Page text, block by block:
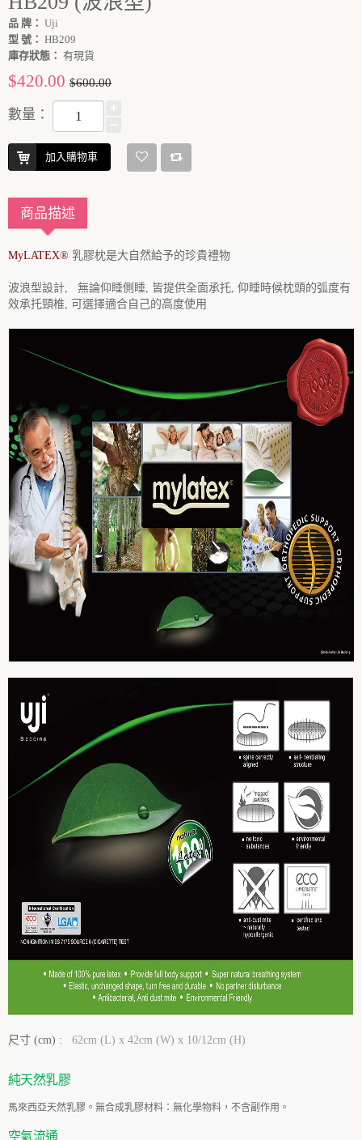
品 牌： Uji
型 號： HB209
庫存狀態： 有現貨
$420.00 $600.00
數量：
加入購物車
商品描述
MyLATEX® 乳膠枕是大自然給予的珍貴禮物
波浪型設計, 無論仰睡側睡, 皆提供全面承托, 仰睡時候枕頭的弧度有
效承托頸椎, 可選擇適合自己的高度使用
尺寸 (cm) : 62cm (L) x 42cm (W) x 10/12cm (H)
純天然乳膠
馬來西亞天然乳膠。無合成乳膠材料：無化學物料，不含副作用。
空氣流通